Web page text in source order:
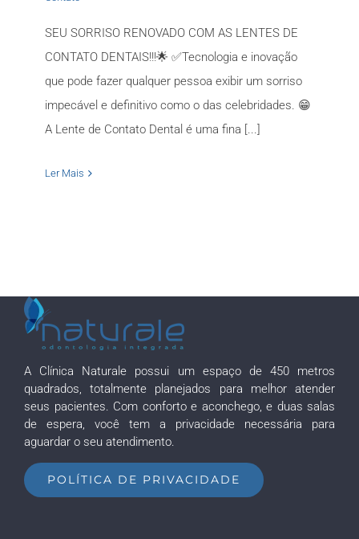
SEU SORRISO RENOVADO COM AS LENTES DE
CONTATO DENTAIS!!!🌟 ✅Tecnologia e inovação
que pode fazer qualquer pessoa exibir um sorriso
impecável e definitivo como o das celebridades. 😁
A Lente de Contato Dental é uma fina [...]
Ler Mais
A Clínica Naturale possui um espaço de 450 metros
quadrados, totalmente planejados para melhor atender
seus pacientes. Com conforto e aconchego, e duas salas
de espera, você tem a privacidade necessária para
aguardar o seu atendimento.
POLÍTICA DE PRIVACIDADE